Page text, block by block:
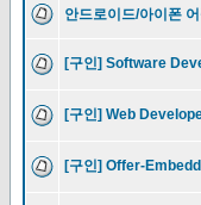
안드로이드/아이폰
[구인] Software
[구인] Web
[구인] Offer-